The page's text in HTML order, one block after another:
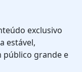
exclusivo
estável,
público grande e